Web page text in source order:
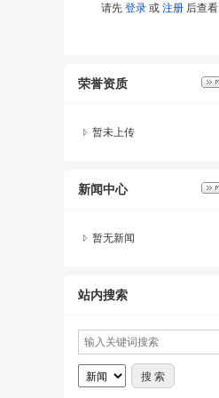
请先 登录或 注册后查看
荣誉资质
暂未上传
新闻中心
暂无新闻
站内搜索